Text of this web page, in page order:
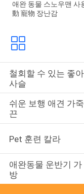
애완 동물 스노우맨 사
動 寵物 장난감
철회할 수 있는 좋아
사슬
쉬운 보행 애견 가죽
끈
Pet 훈련 칼라
애완동물 운반기 가
방